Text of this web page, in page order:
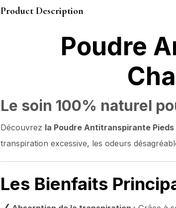
Product Description
Poudre
Le soin 100% naturel
Découvrez la Poudre Antitranspirante
transpiration excessive, les odeurs
Les Bienfaits